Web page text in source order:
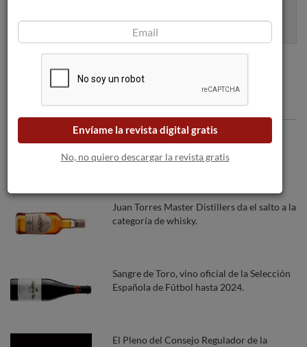
100% seguro. Nunca te enviaremos spam.
Articulos recomendados
DOCa. Rioja. Boletín de maduración #3.
Evolución correcta
Juan Torres Master Distillers da el salto a la
categoría de whisky.
Sangre de Toro, vino oficial de la Selección
Española de Fútbol hasta 2024.
El Pleno del Consejo Regulador de la
Envíame la revista digital gratis
No, no quiero descargar la revista gratis